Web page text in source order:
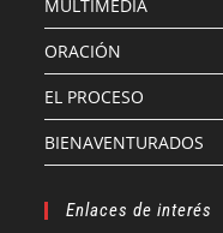
MULTIMEDIA
ORACIÓN
EL PROCESO
BIENAVENTURADOS
Enlaces de interés